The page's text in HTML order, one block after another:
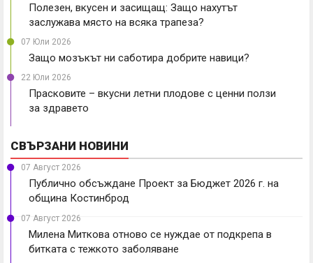
Полезен, вкусен и засищащ: Защо нахутът
заслужава място на всяка трапеза?
07 Юли 2026
Защо мозъкът ни саботира добрите навици?
22 Юли 2026
Прасковите – вкусни летни плодове с ценни ползи
за здравето
СВЪРЗАНИ НОВИНИ
07 Август 2026
Публично обсъждане Проект за Бюджет 2026 г. на
община Костинброд
07 Август 2026
Милена Миткова отново се нуждае от подкрепа в
битката с тежкото заболяване